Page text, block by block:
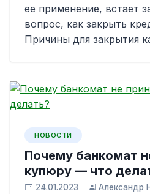
ее применение, встает
вопрос, как закрыть
Причины для закрытия
НОВОСТИ
Почему банкомат
купюру — что
24.01.2023 Александр